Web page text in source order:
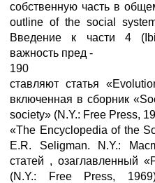
собственную часть в
outline of the social
Введение к части 4
важность пред -
190
ставляют статья
включенная в сборник
society» (N.Y.: Free Press,
«The Encyclopedia of the
E.R. Seligman. N.Y.:
статей , озаглавленный
(N.Y.: Free Press,